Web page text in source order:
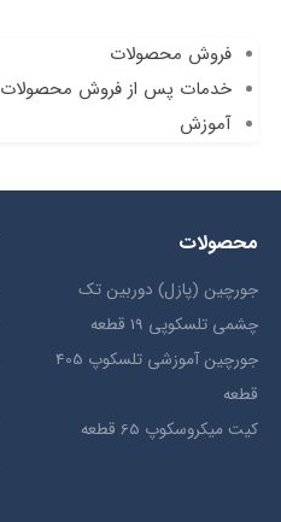
فروش محصولات
خدمات پس از فروش محصولات
آموزش
محصولات
جورچین (پازل) دوربین تک
چشمی تلسکوپی 19 قطعه
جورچین آموزشی تلسکوپ 405
قطعه
کیت میکروسکوپ 65 قطعه